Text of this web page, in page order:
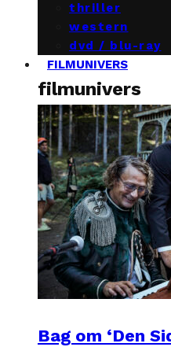
thriller
western
dvd / blu-ray
FILMUNIVERS
filmunivers
Bag om ‘Den